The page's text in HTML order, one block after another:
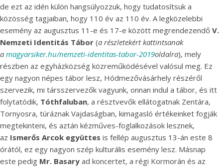
de ezt az idén külön hangsúlyozzuk, hogy tudatosítsuk a
közösség tagjaiban, hogy 110 év az 110 év. A legközelebbi
esemény az augusztus 11-e és 17-e között megrendezendő V.
Nemzeti Identitás Tábor (a részletekért kattintsanak
a magyarsiker.hu/nemzeti-identitas-tabor-2019oldalra), mely
részben az egyházközség közreműködésével valósul meg. Ez
egy nagyon népes tábor lesz, Hódmezővásárhely részéről
szervezik, mi társszervezők vagyunk, onnan indul a tábor, és itt
folytatódik, Tóthfaluban, a résztvevők ellátogatnak Zentára,
Tornyosra, túráznak Vajdaságban, kimagasló értékeinket fogják
megtekinteni, és aztán kézműves-foglalkozások lesznek,
az Ismerős Arcok együttes is fellép augusztus 13-án este 8
órától, ez egy nagyon szép kulturális esemény lesz. Másnap
este pedig Mr. Basary ad koncertet, a régi Kormorán és az